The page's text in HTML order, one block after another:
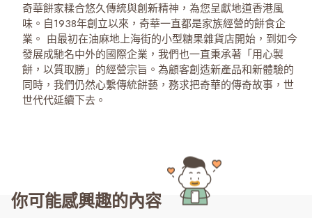
奇華餅家糅合悠久傳統與創新精神，為您呈獻地道香港風
味。自1938年創立以來，奇華一直都是家族經營的餅食企
業。 由最初在油麻地上海街的小型糖果雜貨店開始，到如今
發展成馳名中外的國際企業，我們也一直秉承著「用心製
餅，以質取勝」的經營宗旨。為顧客創造新產品和新體驗的
同時，我們仍然心繫傳統餅藝，務求把奇華的傳奇故事，世
世代代延續下去。
你可能感興趣的內容